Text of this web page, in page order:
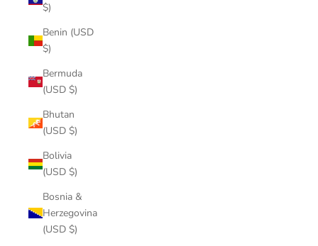
$)
Benin (USD
$)
Bermuda
(USD $)
Bhutan
(USD $)
Bolivia
(USD $)
Bosnia &
Herzegovina
(USD $)